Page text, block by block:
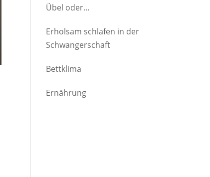
Übel oder
Erholsam schlafen in der
Schwangerschaft
Bettklima
Ernährung